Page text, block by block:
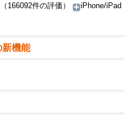
（166092件の評価）
iPhone/iPad
新機能